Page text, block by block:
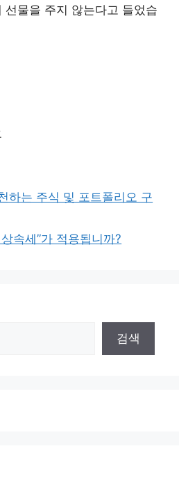
선물을 주지 않는다고 들었습
하는 주식 및 포트폴리오 구
속세”가 적용됩니까?
검색